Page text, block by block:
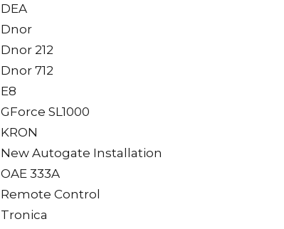
DEA
Dnor
Dnor 212
Dnor 712
E8
GForce SL1000
KRON
New Autogate Installation
OAE 333A
Remote Control
Tronica